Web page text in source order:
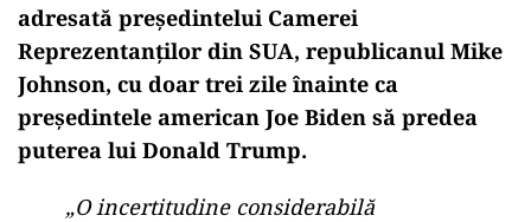
adresată președintelui Camerei
Reprezentanților din SUA, republicanul Mike
Johnson, cu doar trei zile înainte ca
președintele american Joe Biden să predea
puterea lui Donald Trump.
„O incertitudine considerabilă